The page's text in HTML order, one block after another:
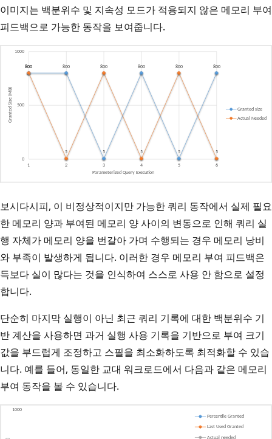
이미지는 백분위수 및 지속성 모드가 적용되지 않은 메모리 부여
피드백으로 가능한 동작을 보여줍니다.
보시다시피, 이 비정상적이지만 가능한 쿼리 동작에서 실제 필요
한 메모리 양과 부여된 메모리 양 사이의 변동으로 인해 쿼리 실
행 자체가 메모리 양을 번갈아 가며 수행되는 경우 메모리 낭비
와 부족이 발생하게 됩니다. 이러한 경우 메모리 부여 피드백은
득보다 실이 많다는 것을 인식하여 스스로 사용 안 함으로 설정
합니다.
단순히 마지막 실행이 아닌 최근 쿼리 기록에 대한 백분위수 기
반 계산을 사용하면 과거 실행 사용 기록을 기반으로 부여 크기
값을 부드럽게 조정하고 스필을 최소화하도록 최적화할 수 있습
니다. 예를 들어, 동일한 교대 워크로드에서 다음과 같은 메모리
부여 동작을 볼 수 있습니다.